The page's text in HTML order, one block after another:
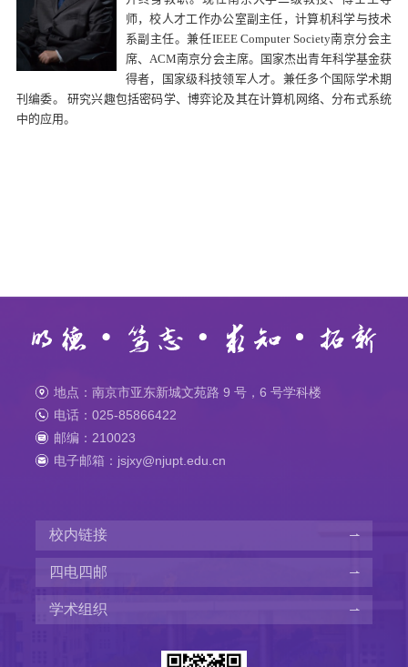
师，校人才工作办公室副主任，计算机科学与技术
系副主任。兼任IEEE Computer Society南京分会主
席、 ACM南京分会主席。国家杰出青年科学基金获
得者，国家级科技领军人才。兼任多个国际学术期
刊编委。 研究兴趣包括密码学、博弈论及其在计算机网络、分布式系统
中的应用。
地点：南京市亚东新城文苑路 9 号，6 号学科楼
电话：025-85866422
邮编：210023
电子邮箱：jsjxy@njupt.edu.cn
校内链接
四电四邮
学术组织